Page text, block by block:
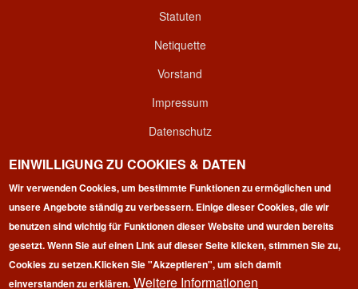
Statuten
Netiquette
Vorstand
Impressum
Datenschutz
Kontakt
Login
EINWILLIGUNG ZU COOKIES & DATEN
Wir verwenden Cookies, um bestimmte Funktionen zu ermöglichen und
unsere Angebote ständig zu verbessern. Einige dieser Cookies, die wir
benutzen sind wichtig für Funktionen dieser Website und wurden bereits
gesetzt. Wenn Sie auf einen Link auf dieser Seite klicken, stimmen Sie zu,
Cookies zu setzen.Klicken Sie "Akzeptieren", um sich damit
einverstanden zu erklären. Weitere Informationen